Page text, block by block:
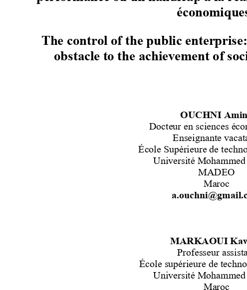
The control of the public
obstacle to the achievement of
OUCHNI
Docteur en sciences
Enseignante
École Supérieure de
Université
MADEO
Maroc
MARKAOUI
Professeur
École supérieure de
Université
Maroc